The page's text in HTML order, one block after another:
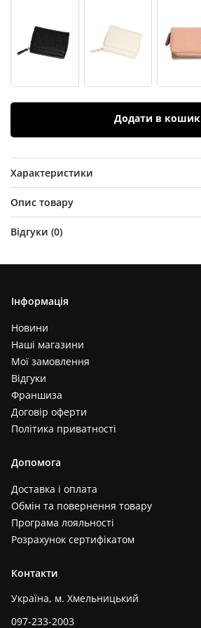
Додати в кошик
Характеристики
Опис товару
Відгуки (0)
Інформація
Новини
Наші магазини
Мої замовлення
Відгуки
Франшиза
Договір оферти
Політика приватності
Допомога
Доставка і оплата
Обмін та повернення товару
Програма лояльності
Розрахунок сертифікатом
Контакти
Україна, м. Хмельницький
097-233-2003